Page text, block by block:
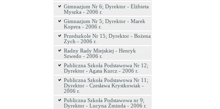
Gimnazjum Nr 6; Dyrektor - Elżbieta
Myszka - 2006 r.
Gimnazjum Nr 5; Dyrektor - Marek
Kopera - 2006 r.
Przedszkole Nr 15; Dyrektor - Bożena
Zych - 2006 r.
Radny Rady Miejskiej - Henryk
Szwedo - 2006 r.
Publiczna Szkoła Podstawowa Nr 12;
Dyrektor - Agata Kurcz - 2006 r.
Publiczna Szkoła Podstawowa Nr 11;
Dyrektor - Czesława Krystkowiak -
2006 r.
Publiczna Szkoła Podstawowa nr 9;
Dyrektor - Lucyna Żminda - 2006 r.